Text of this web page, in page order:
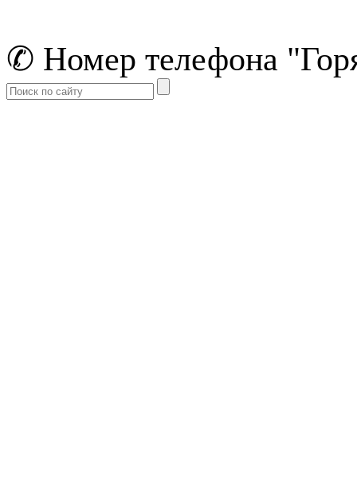
✆ Номер телефона